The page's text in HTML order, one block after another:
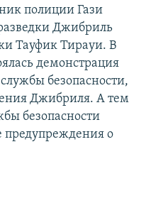
полиции Гази
Джибриль
Тауфик Тирауи. В
демонстрация
безопасности,
Джибриля. А тем
безопасности
предупреждения о